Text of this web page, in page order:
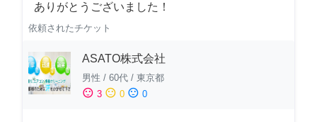
ありがとうございました！
依頼されたチケット
ASATO株式会社
男性 / 60代 / 東京都
sentiment_satisfied 3 sentiment_neutral 0 sentiment_dissatisfied 0